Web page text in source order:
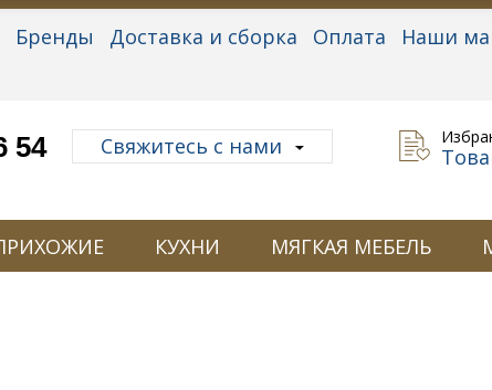
Бренды Доставка и сборка Оплата
Наши
54 Свяжитесь с нами
КУХНИ МЯГКАЯ МЕБЕЛЬ